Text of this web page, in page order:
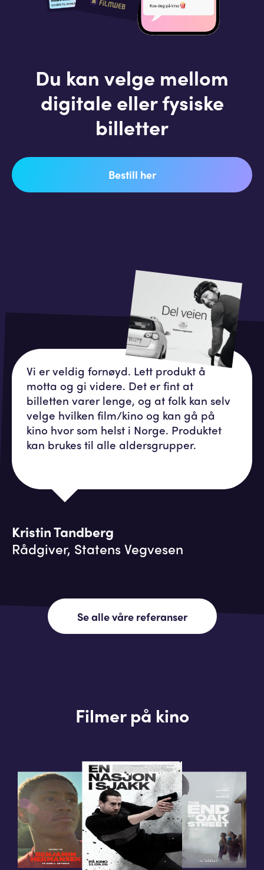
Du kan velge mellom
digitale eller fysiske
billetter
Bestill her
Vi er veldig fornøyd. Lett produkt å
motta og gi videre. Det er fint at
billetten varer lenge, og at folk kan selv
velge hvilken film/kino og kan gå på
kino hvor som helst i Norge. Produktet
kan brukes til alle aldersgrupper.
Kristin Tandberg
Rådgiver, Statens Vegvesen
Se alle våre referanser
Filmer på kino